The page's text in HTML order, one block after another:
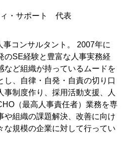
・サポート 代表
事コンサルタント。 2007年に
のSE経験と豊富な人事実務経
など組織が持っているムードを
し、自律・自発・自責の切り口
事制度作り、採用活動支援、人
（最高人事責任者）業務を専
や組織の課題解決、改善に向け
な規模の企業に対して行ってい